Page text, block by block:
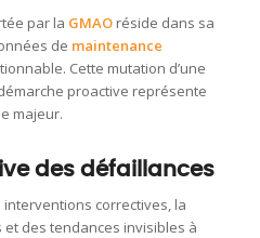
par la GMAOréside dans sa
de maintenance
Cette mutation d’une
proactive représente
majeur.
des défaillances
interventions correctives, la
et des tendances invisibles à